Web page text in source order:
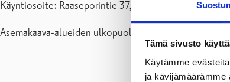
Tämä sivusto
Käytämme
ja kävijämäärämme
Käyntiosoite: Raaseporintie 37, 10650 Tammisaari.
Asemakaava-alueiden ulkopuolella